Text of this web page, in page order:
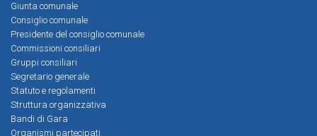
Giunta comunale
Consiglio comunale
Presidente del consiglio comunale
Commissioni consiliari
Gruppi consiliari
Segretario generale
Statuto e regolamenti
Struttura organizzativa
Bandi di Gara
Organismi partecipati